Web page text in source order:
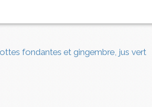
fondantes et gingembre, jus vert